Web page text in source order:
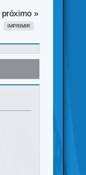
próximo »
IMPRIMIR